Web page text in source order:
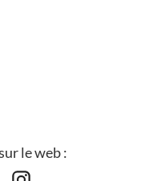
le web :